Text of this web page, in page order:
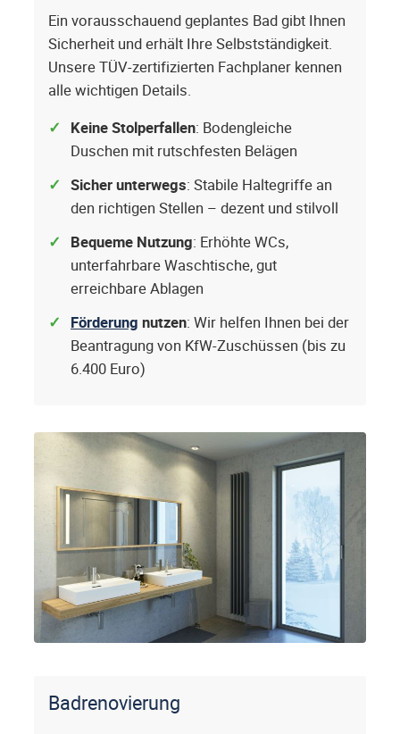
Ein vorausschauend geplantes Bad gibt Ihnen
Sicherheit und erhält Ihre Selbstständigkeit.
Unsere TÜV-zertifizierten Fachplaner kennen
alle wichtigen Details.
Keine Stolperfallen: Bodengleiche
Duschen mit rutschfesten Belägen
Sicher unterwegs: Stabile Haltegriffe an
den richtigen Stellen – dezent und stilvoll
Bequeme Nutzung: Erhöhte WCs,
unterfahrbare Waschtische, gut
erreichbare Ablagen
Förderung nutzen: Wir helfen Ihnen bei der
Beantragung von KfW-Zuschüssen (bis zu
6.400 Euro)
Badrenovierung